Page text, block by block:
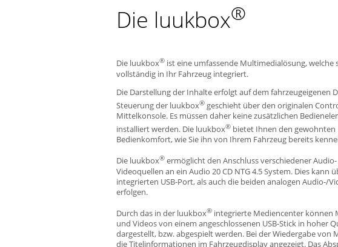
Die luukbox®
Die luukbox® ist eine umfassende Multimedialösung, welche
vollständig in Ihr Fahrzeug integriert.
Die Darstellung der Inhalte erfolgt auf dem fahrzeugeigenen
Steuerung der luukbox® geschieht über den originalen
Mittelkonsole. Es müssen daher keine zusätzlichen
installiert werden. Die luukbox® bietet Ihnen den gewohnten
Bedienkomfort, wie Sie ihn von Ihrem Fahrzeug bereits
Die luukbox® ermöglicht den Anschluss verschiedener
Videoquellen an ein Audio 20 CD NTG 4.5 System. Dies kann
integrierten USB-Port, als auch die beiden analogen Audio-/
erfolgen.
Durch das in der luukbox® integrierte Mediencenter können
und Videos von einem angeschlossenen USB-Stick in hoher
dargestellt, bzw. abgespielt werden. Bei der Wiedergabe von
die Titelinformationen im Fahrzeugdisplay angezeigt. Das